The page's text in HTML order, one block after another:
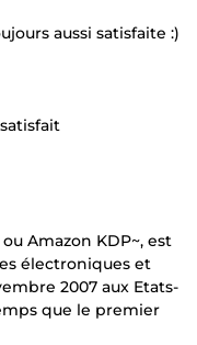
aussi satisfaite :)
Amazon KDP~, est
électroniques et
2007 aux Etats-
que le premier